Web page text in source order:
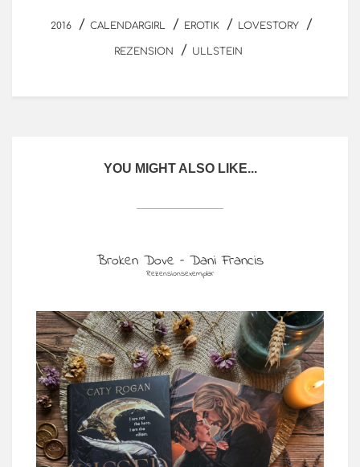
2016 / CALENDARGIRL / EROTIK / LOVESTORY /
REZENSION / ULLSTEIN
YOU MIGHT ALSO LIKE...
Broken Dove – Dani Francis
Rezensionsexemplar